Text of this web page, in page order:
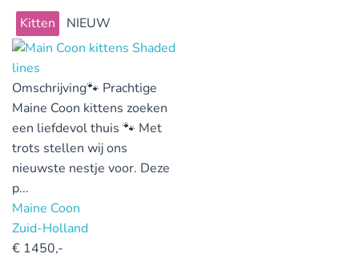
Kitten NIEUW
Omschrijving🐾 Prachtige
Maine Coon kittens zoeken
een liefdevol thuis 🐾 Met
trots stellen wij ons
nieuwste nestje voor. Deze
p...
Maine Coon
Zuid-Holland
€ 1450,-